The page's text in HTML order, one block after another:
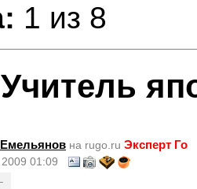
1 из 8
на rugo.ru Эксперт Го
01:09